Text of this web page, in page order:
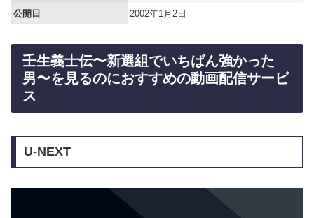
公開日
2002年1月2日
壬生義士伝〜新選組でいちばん強かった
男〜を見るのにおすすめの動画配信サービ
ス
U-NEXT